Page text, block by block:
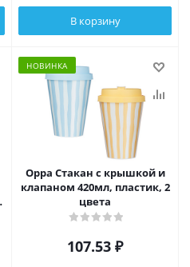
В корзину
НОВИНКА
Орра Стакан с крышкой и
клапаном 420мл, пластик, 2
цвета
107.53 ₽